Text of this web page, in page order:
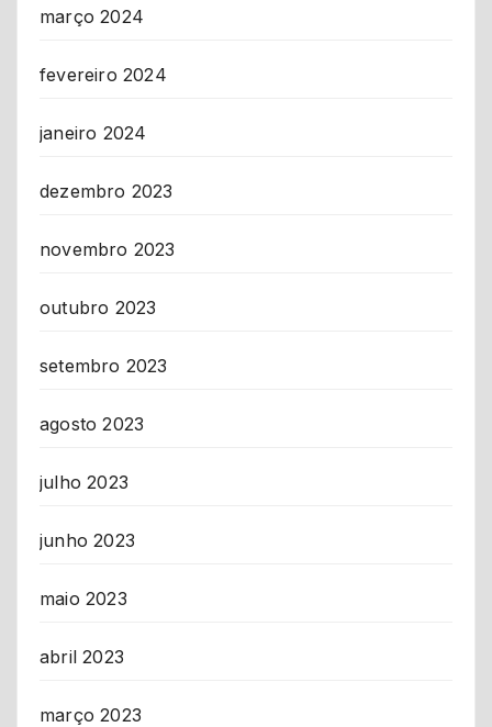
março 2024
fevereiro 2024
janeiro 2024
dezembro 2023
novembro 2023
outubro 2023
setembro 2023
agosto 2023
julho 2023
junho 2023
maio 2023
abril 2023
março 2023